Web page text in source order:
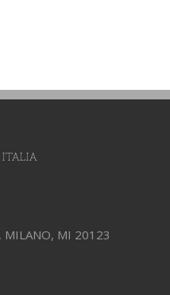
ITALIA
MILANO, MI 20123